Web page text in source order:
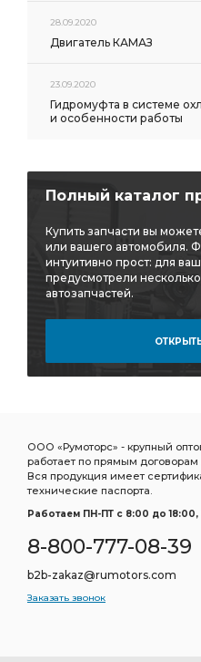
28.09.2020
Двигатель КАМАЗ
23.09.2020
Гидромуфта в системе
и особенности работы
Полный каталог
Купить запчасти вы
или вашего автомобиля.
интуитивно прост: для
предусмотрели
автозапчастей.
ООО «Румоторс» - крупный
работает по прямым
Вся продукция имеет
технические паспорта.
Работаем ПН-ПТ c 8:00 до
8-800-777-08-39
b2b-zakaz@rumotors.com
Заказать звонок